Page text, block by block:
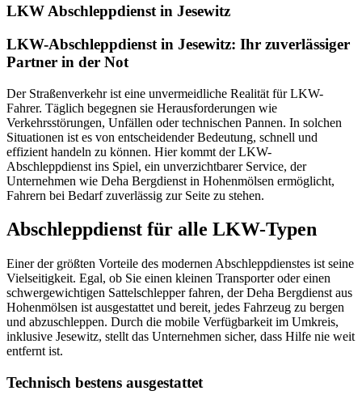
LKW Abschleppdienst in Jesewitz
LKW-Abschleppdienst in Jesewitz: Ihr zuverlässiger
Partner in der Not
Der Straßenverkehr ist eine unvermeidliche Realität für LKW-
Fahrer. Täglich begegnen sie Herausforderungen wie
Verkehrsstörungen, Unfällen oder technischen Pannen. In solchen
Situationen ist es von entscheidender Bedeutung, schnell und
effizient handeln zu können. Hier kommt der LKW-
Abschleppdienst ins Spiel, ein unverzichtbarer Service, der
Unternehmen wie Deha Bergdienst in Hohenmölsen ermöglicht,
Fahrern bei Bedarf zuverlässig zur Seite zu stehen.
Abschleppdienst für alle LKW-Typen
Einer der größten Vorteile des modernen Abschleppdienstes ist seine
Vielseitigkeit. Egal, ob Sie einen kleinen Transporter oder einen
schwergewichtigen Sattelschlepper fahren, der Deha Bergdienst aus
Hohenmölsen ist ausgestattet und bereit, jedes Fahrzeug zu bergen
und abzuschleppen. Durch die mobile Verfügbarkeit im Umkreis,
inklusive Jesewitz, stellt das Unternehmen sicher, dass Hilfe nie weit
entfernt ist.
Technisch bestens ausgestattet